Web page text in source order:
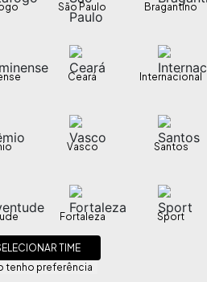
São Paulo Bragantino
Ceará Internacional
Vasco Santos
Fortaleza Sport
TIME
tenho preferência